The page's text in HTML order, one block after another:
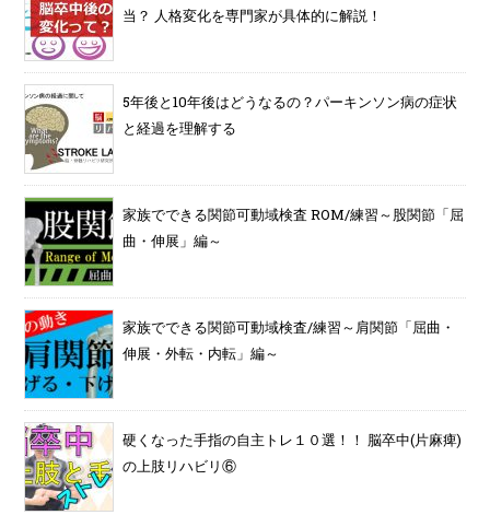
当？ 人格変化を専門家が具体的に解説！
5年後と10年後はどうなるの？パーキンソン病の症状
と経過を理解する
家族でできる関節可動域検査 ROM/練習～股関節「屈
曲・伸展」編～
家族でできる関節可動域検査/練習～肩関節「屈曲・
伸展・外転・内転」編～
硬くなった手指の自主トレ１０選！！ 脳卒中(片麻痺)
の上肢リハビリ⑥